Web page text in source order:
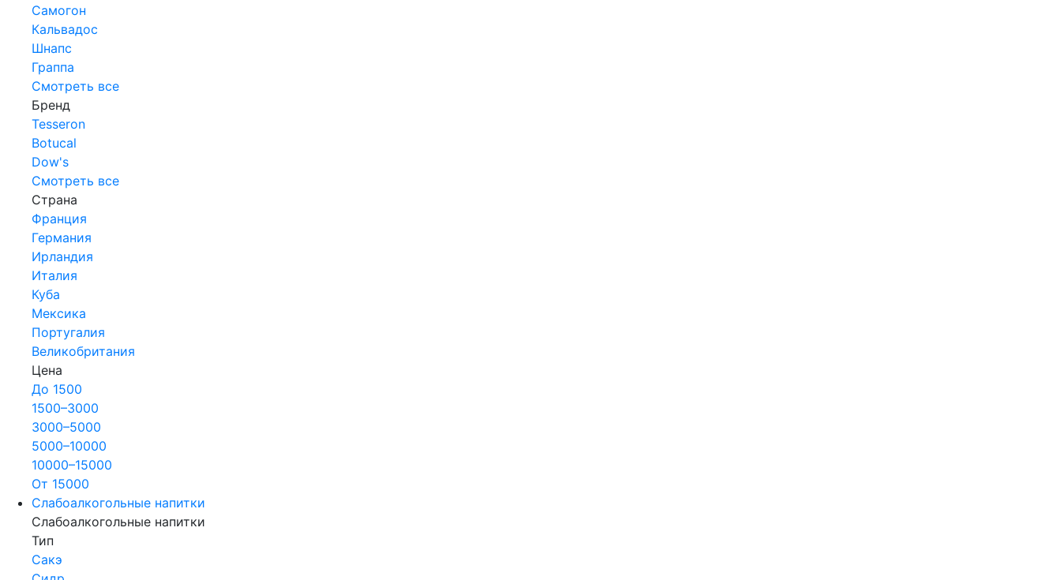
Самогон
Кальвадос
Шнапс
Граппа
Смотреть все
Бренд
Tesseron
Botucal
Dow's
Смотреть все
Страна
Франция
Германия
Ирландия
Италия
Куба
Мексика
Португалия
Великобритания
Цена
До 1500
1500–3000
3000–5000
5000–10000
10000–15000
От 15000
Слабоалкогольные напитки
Слабоалкогольные напитки
Тип
Сакэ